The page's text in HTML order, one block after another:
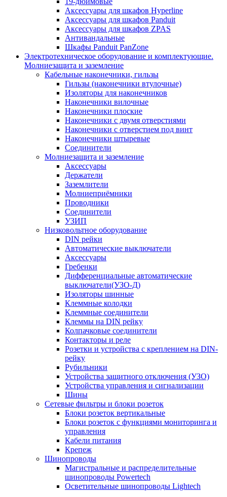
Аксессуары для шкафов Hyperline
Аксессуары для шкафов Panduit
Аксессуары для шкафов ZPAS
Антивандальные
Шкафы Panduit PanZone
Электротехническое оборудование и комплектующие.
Молниезащита и заземление
Кабельные наконечники, гильзы
Гильзы (наконечники втулочные)
Изоляторы для наконечников
Наконечники вилочные
Наконечники плоские
Наконечники с двумя отверстиями
Наконечники с отверстием под винт
Наконечники штыревые
Соединители
Молниезащита и заземление
Аксессуары
Держатели
Заземлители
Молниеприёмники
Проводники
Соединители
УЗИП
Низковольтное оборудование
DIN рейки
Автоматические выключатели
Аксессуары
Гребенки
Дифференциальные автоматические
выключатели(УЗО-Д)
Изоляторы шинные
Клеммные колодки
Клеммные соединители
Клеммы на DIN рейку
Колпачковые соединители
Контакторы и реле
Розетки и устройства с креплением на DIN-
рейку
Рубильники
Устройства защитного отключения (УЗО)
Устройства управления и сигнализации
Шины
Сетевые фильтры и блоки розеток
Блоки розеток вертикальные
Блоки розеток с функциями мониторинга и
управления
Кабели питания
Крепеж
Шинопроводы
Магистральные и распределительные
шинопроводы Powertech
Осветительные шинопроводы Lightech